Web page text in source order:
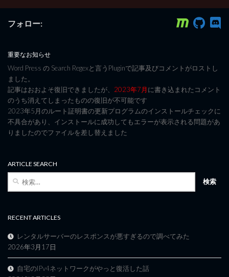
フォロー:
重要なお知らせ
Word Press の Search Regexと言うPluginで記事及びコメントがロストし
ました。
記事はおおよそ復旧できましたが、 2023年7月に書き込まれたコメント
のうち消えてしまったものの復旧が不可能です
2023年5月のルート証明書の更新プログラムのインストールチェックに
不具合があり、インストールに成功してもエラーが表示される問題があ
りましたのでファイルを差し替えました
ARTICLE SEARCH
RECENT ARTICLES
レンタルサーバーのレスポンスが悪すぎるので調べてみた
2026年3月17日
自宅のIPv4ネットワークがやっと復活した話